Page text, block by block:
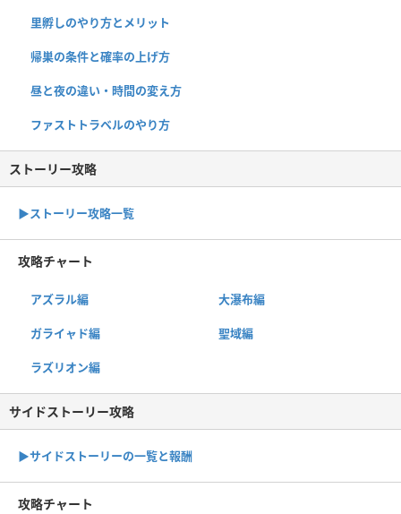
里孵しのやり方とメリット
帰巣の条件と確率の上げ方
昼と夜の違い・時間の変え方
ファストトラベルのやり方
ストーリー攻略
▶︎ストーリー攻略一覧
攻略チャート
アズラル編 大瀑布編
ガライャド編 聖域編
ラズリオン編
サイドストーリー攻略
▶サイドストーリーの一覧と報酬
攻略チャート